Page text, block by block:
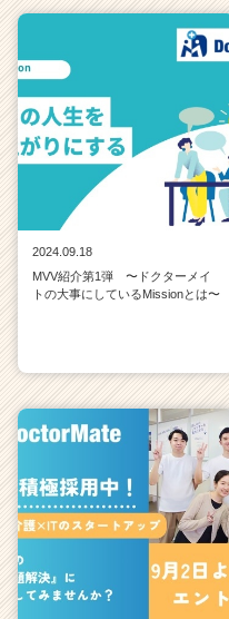
2024.09.18
MVV紹介第1弾 〜ドクターメイ
トの大事にしているMissionとは〜